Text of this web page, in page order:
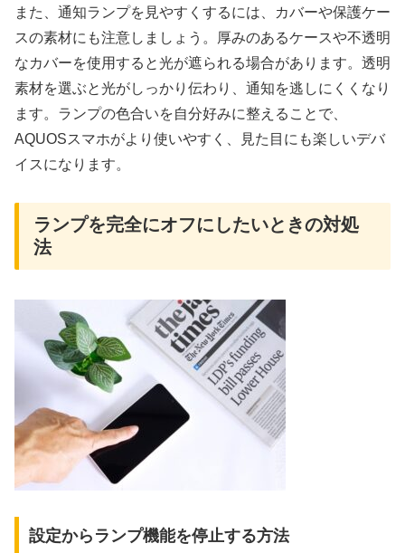
また、通知ランプを見やすくするには、カバーや保護ケー
スの素材にも注意しましょう。厚みのあるケースや不透明
なカバーを使用すると光が遮られる場合があります。透明
素材を選ぶと光がしっかり伝わり、通知を逃しにくくなり
ます。ランプの色合いを自分好みに整えることで、
AQUOSスマホがより使いやすく、見た目にも楽しいデバ
イスになります。
ランプを完全にオフにしたいときの対処
法
設定からランプ機能を停止する方法